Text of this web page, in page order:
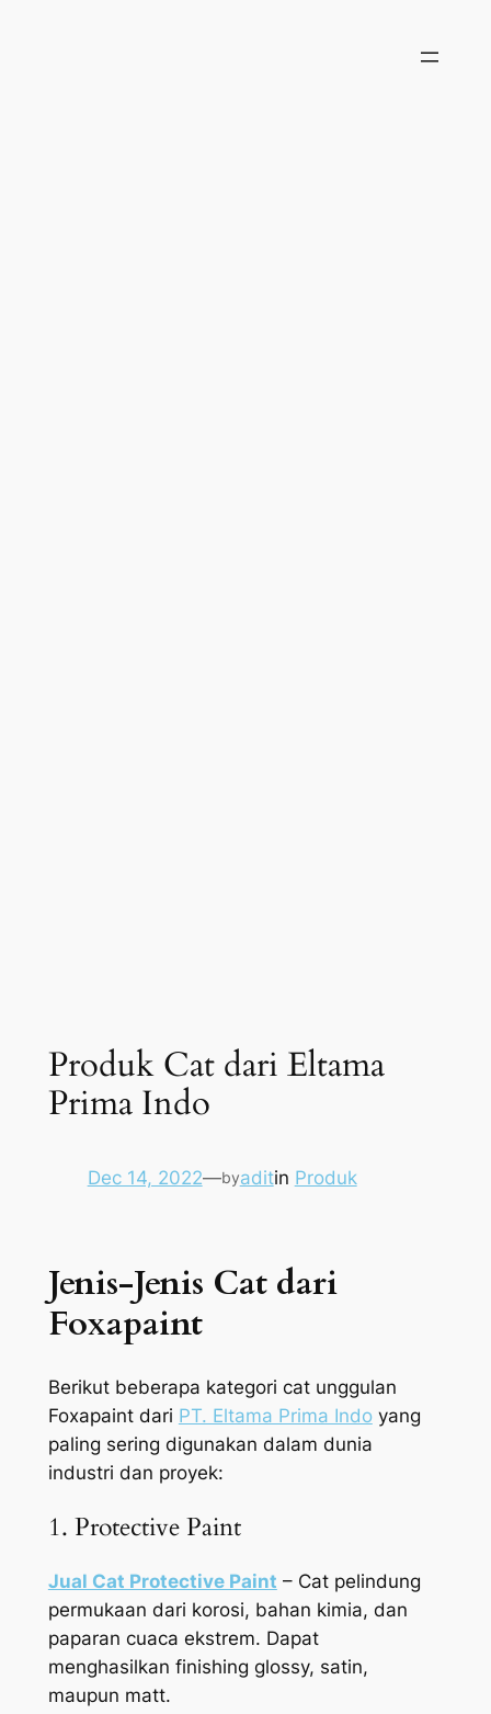
Produk Cat dari Eltama
Prima Indo
Dec 14, 2022—byaditin Produk
Jenis-Jenis Cat dari
Foxapaint
Berikut beberapa kategori cat unggulan
Foxapaint dari PT. Eltama Prima Indoyang
paling sering digunakan dalam dunia
industri dan proyek:
1. Protective Paint
Jual Cat Protective Paint – Cat pelindung
permukaan dari korosi, bahan kimia, dan
paparan cuaca ekstrem. Dapat
menghasilkan finishing glossy, satin,
maupun matt.